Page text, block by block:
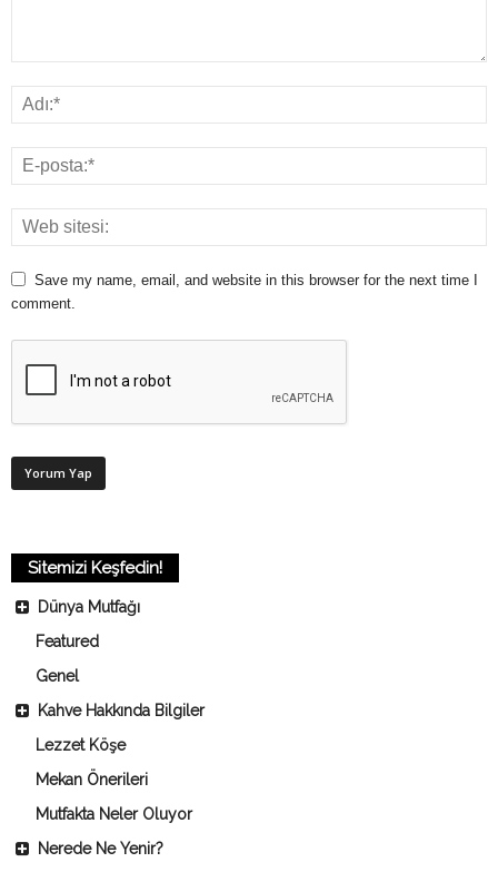
Save my name, email, and website in this browser for the next time I
comment.
Sitemizi Keşfedin!
Dünya Mutfağı
Featured
Genel
Kahve Hakkında Bilgiler
Lezzet Köşe
Mekan Önerileri
Mutfakta Neler Oluyor
Nerede Ne Yenir?